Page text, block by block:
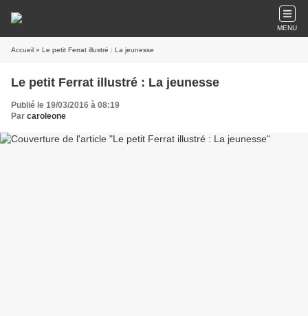
MENU
Accueil » Le petit Ferrat illustré : La jeunesse
Le petit Ferrat illustré : La jeunesse
Publié le 19/03/2016 à 08:19
Par caroleone